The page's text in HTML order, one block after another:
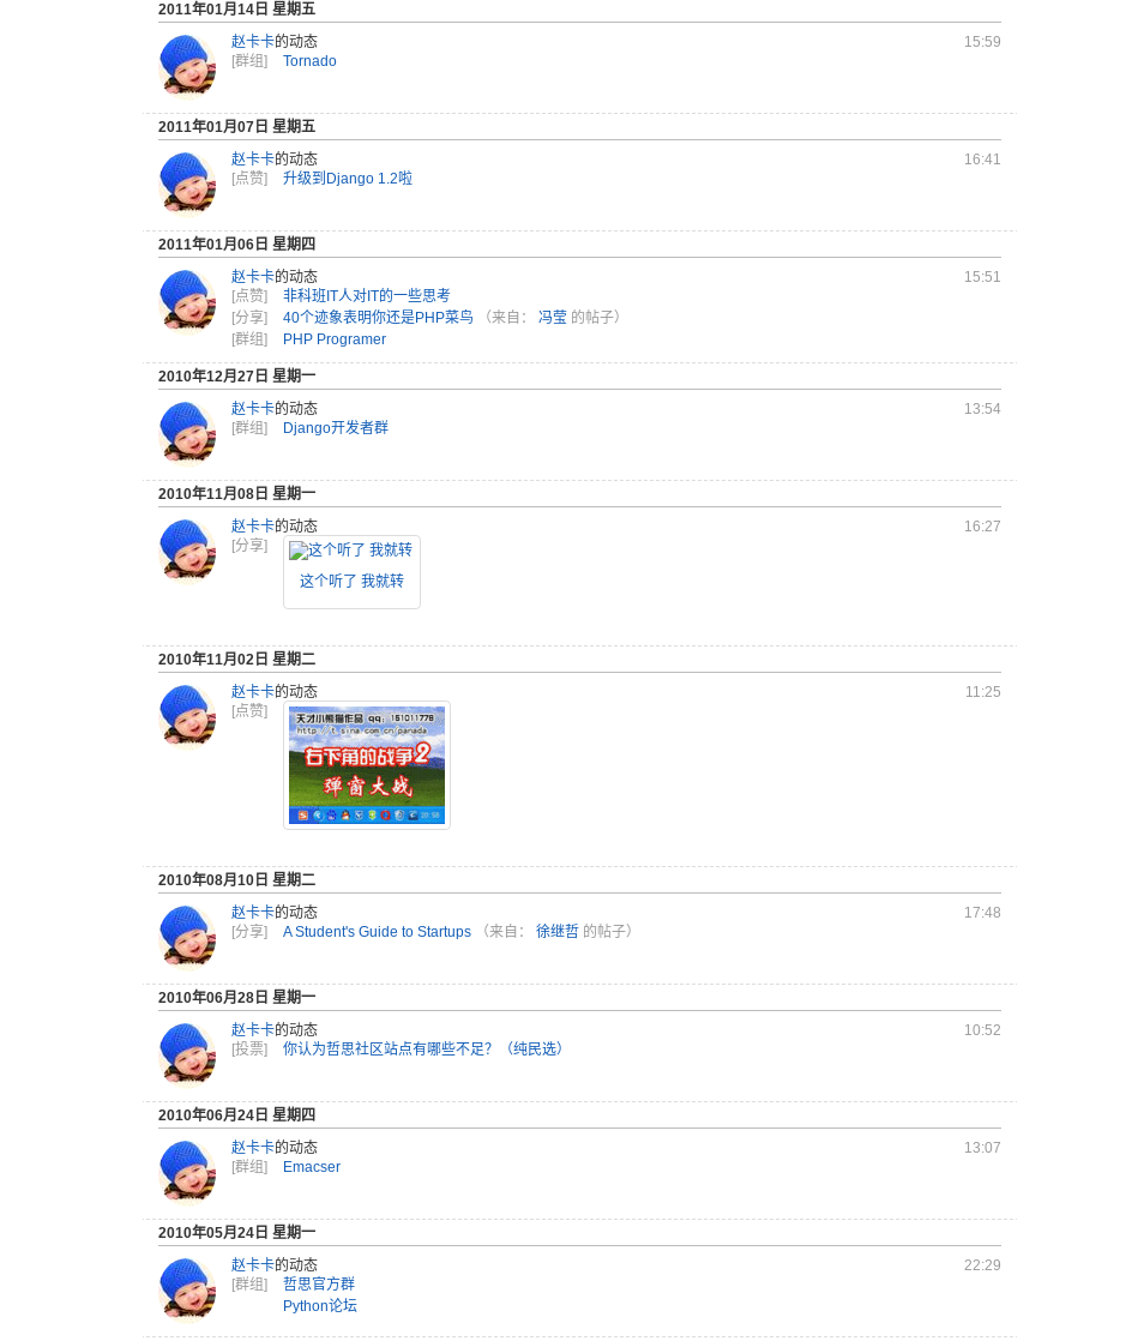
2011年01月14日 星期五
赵卡卡的动态
15:59
[群组]
Tornado
2011年01月07日 星期五
赵卡卡的动态
16:41
[点赞]
升级到Django 1.2啦
2011年01月06日 星期四
赵卡卡的动态
15:51
[点赞]
非科班IT人对IT的一些思考
[分享]
40个迹象表明你还是PHP菜鸟 （来自：冯莹 的帖子）
[群组]
PHP Programer
2010年12月27日 星期一
赵卡卡的动态
13:54
[群组]
Django开发者群
2010年11月08日 星期一
赵卡卡的动态
16:27
[分享]
这个听了 我就转
2010年11月02日 星期二
赵卡卡的动态
11:25
[点赞]
2010年08月10日 星期二
赵卡卡的动态
17:48
[分享]
A Student's Guide to Startups （来自：徐继哲 的帖子）
2010年06月28日 星期一
赵卡卡的动态
10:52
[投票]
你认为哲思社区站点有哪些不足？（纯民选）
2010年06月24日 星期四
赵卡卡的动态
13:07
[群组]
Emacser
2010年05月24日 星期一
赵卡卡的动态
22:29
[群组]
哲思官方群
Python论坛